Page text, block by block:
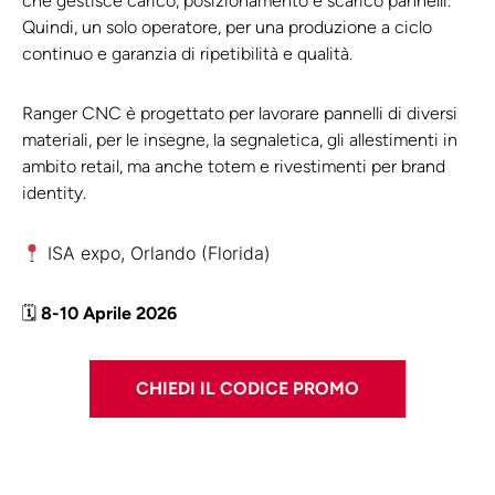
Quindi, un solo operatore, per una produzione a ciclo
continuo e garanzia di ripetibilità e qualità.
Ranger CNC è progettato per lavorare pannelli di diversi
materiali, per le insegne, la segnaletica, gli allestimenti in
ambito retail, ma anche totem e rivestimenti per brand
identity.
ISA expo, Orlando (Florida)
🗓 8-10 Aprile 2026
CHIEDI IL CODICE PROMO